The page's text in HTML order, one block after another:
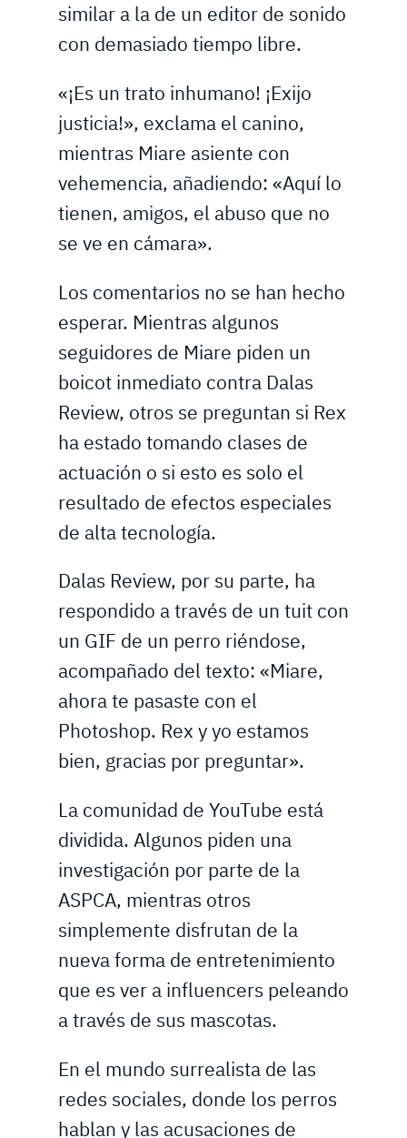
similar a la de un editor de sonido
con demasiado tiempo libre.
«¡Es un trato inhumano! ¡Exijo
justicia!», exclama el canino,
mientras Miare asiente con
vehemencia, añadiendo: «Aquí lo
tienen, amigos, el abuso que no
se ve en cámara».
Los comentarios no se han hecho
esperar. Mientras algunos
seguidores de Miare piden un
boicot inmediato contra Dalas
Review, otros se preguntan si Rex
ha estado tomando clases de
actuación o si esto es solo el
resultado de efectos especiales
de alta tecnología.
Dalas Review, por su parte, ha
respondido a través de un tuit con
un GIF de un perro riéndose,
acompañado del texto: «Miare,
ahora te pasaste con el
Photoshop. Rex y yo estamos
bien, gracias por preguntar».
La comunidad de YouTube está
dividida. Algunos piden una
investigación por parte de la
ASPCA, mientras otros
simplemente disfrutan de la
nueva forma de entretenimiento
que es ver a influencers peleando
a través de sus mascotas.
En el mundo surrealista de las
redes sociales, donde los perros
hablan y las acusaciones de